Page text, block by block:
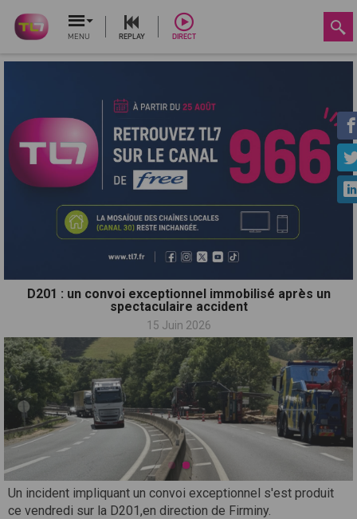
MENU REPLAY DIRECT
D201 : un convoi exceptionnel immobilisé après un
spectaculaire accident
15 Juin 2026
Un incident impliquant un convoi exceptionnel s'est produit
ce vendredi sur la D201,en direction de Firminy.